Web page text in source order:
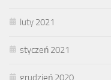
luty 2021
styczeń 2021
grudzień 2020